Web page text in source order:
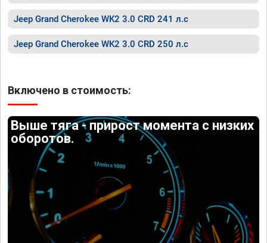
Jeep Grand Cherokee WK2 3.0 CRD 241 л.с
Jeep Grand Cherokee WK2 3.0 CRD 250 л.с
Включено в стоимость:
Выше тяга - прирост момента с низких
оборотов.